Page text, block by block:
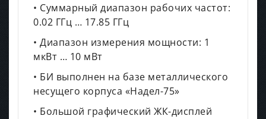
• Суммарный диапазон рабочих частот:
0.02 ГГц … 17.85 ГГц
• Диапазон измерения мощности: 1
мкВт … 10 мВт
• БИ выполнен на базе металлического
несущего корпуса «Надел-75»
• Большой графический ЖК-дисплей